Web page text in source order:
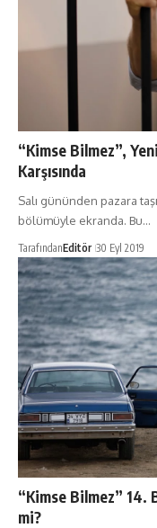
“Kimse Bilmez”,
Karşısında
Salı gününden pazara
bölümüyle ekranda. Bu…
TarafındanEditör 30 Eyl 2019
“Kimse Bilmez” 14.
mi?